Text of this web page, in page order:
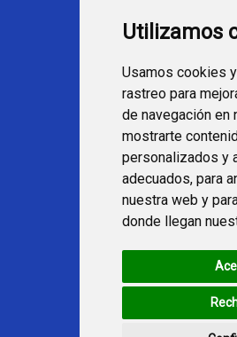
Utilizamos
Usamos cookies
rastreo para
de navegación en
mostrarte
personalizados y
adecuados, para
nuestra web y
donde llegan
Ver TV
Fútbol en la
Programación
Webs
Redes